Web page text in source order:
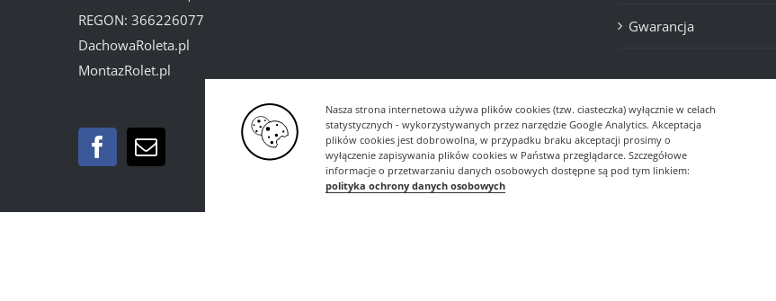
Nasza strona internetowa używa plików cookies (tzw. ciasteczka) wyłącznie w celach
statystycznych - wykorzystywanych przez narzędzie Google Analytics. Akceptacja
plików cookies jest dobrowolna, w przypadku braku akceptacji prosimy o
wyłączenie zapisywania plików cookies w Państwa przeglądarce. Szczegółowe
informacje o przetwarzaniu danych osobowych dostępne są pod tym linkiem:
polityka ochrony danych osobowych
REGON: 366226077
DachowaRoleta.pl
MontazRolet.pl
Gwarancja